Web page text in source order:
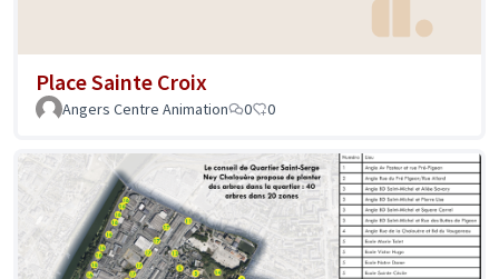
Place Sainte Croix
Angers Centre Animation 0 0